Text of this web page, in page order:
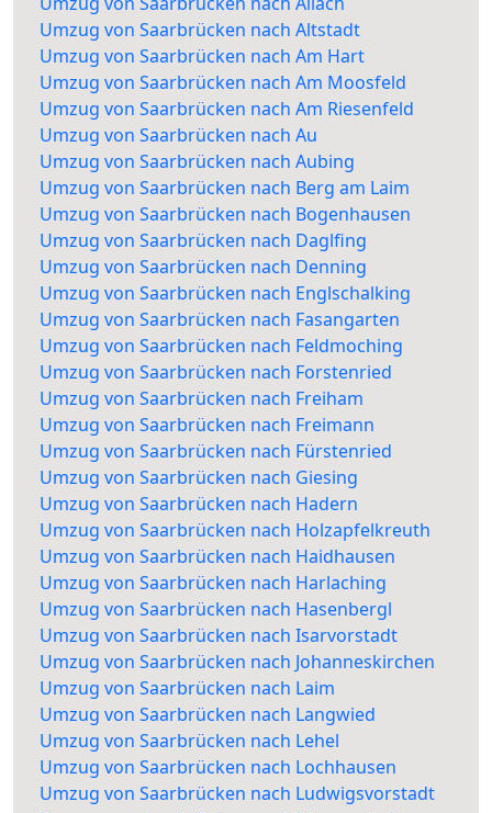
Umzug von Saarbrücken nach Altstadt
Umzug von Saarbrücken nach Am Hart
Umzug von Saarbrücken nach Am Moosfeld
Umzug von Saarbrücken nach Am Riesenfeld
Umzug von Saarbrücken nach Au
Umzug von Saarbrücken nach Aubing
Umzug von Saarbrücken nach Berg am Laim
Umzug von Saarbrücken nach Bogenhausen
Umzug von Saarbrücken nach Daglfing
Umzug von Saarbrücken nach Denning
Umzug von Saarbrücken nach Englschalking
Umzug von Saarbrücken nach Fasangarten
Umzug von Saarbrücken nach Feldmoching
Umzug von Saarbrücken nach Forstenried
Umzug von Saarbrücken nach Freiham
Umzug von Saarbrücken nach Freimann
Umzug von Saarbrücken nach Fürstenried
Umzug von Saarbrücken nach Giesing
Umzug von Saarbrücken nach Hadern
Umzug von Saarbrücken nach Holzapfelkreuth
Umzug von Saarbrücken nach Haidhausen
Umzug von Saarbrücken nach Harlaching
Umzug von Saarbrücken nach Hasenbergl
Umzug von Saarbrücken nach Isarvorstadt
Umzug von Saarbrücken nach Johanneskirchen
Umzug von Saarbrücken nach Laim
Umzug von Saarbrücken nach Langwied
Umzug von Saarbrücken nach Lehel
Umzug von Saarbrücken nach Lochhausen
Umzug von Saarbrücken nach Ludwigsvorstadt